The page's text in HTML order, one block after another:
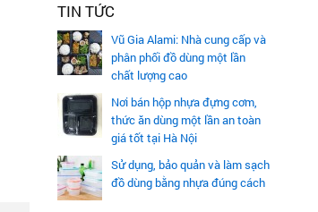
TIN TỨC
Vũ Gia Alami: Nhà cung cấp và
phân phối đồ dùng một lần
chất lượng cao
Nơi bán hộp nhựa đựng cơm,
thức ăn dùng một lần an toàn
giá tốt tại Hà Nội
Sử dụng, bảo quản và làm sạch
đồ dùng bằng nhựa đúng cách